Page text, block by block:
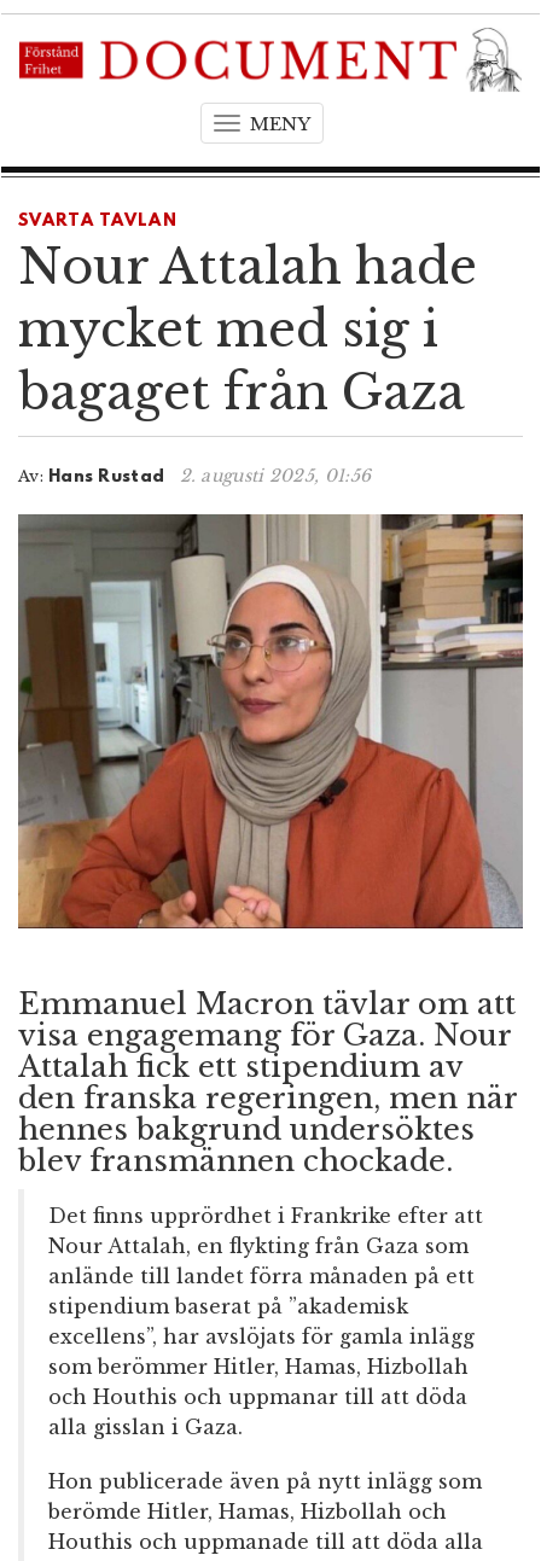
MENYT
g
l
e
n
a
i
g
t
n
SVARTA TAVLAN
Nour Attalah hade
mycket med sig i
bagaget från Gaza
Av: Hans Rustad 2. augusti 2025, 01:56
Emmanuel Macron tävlar om att
visa engagemang för Gaza. Nour
Attalah fick ett stipendium av
den franska regeringen, men när
hennes bakgrund undersöktes
blev fransmännen chockade.
Det finns upprördhet i Frankrike efter att
Nour Attalah, en flykting från Gaza som
anlände till landet förra månaden på ett
stipendium baserat på ”akademisk
excellens”, har avslöjats för gamla inlägg
som berömmer Hitler, Hamas, Hizbollah
och Houthis och uppmanar till att döda
alla gisslan i Gaza.
Hon publicerade även på nytt inlägg som
berömde Hitler, Hamas, Hizbollah och
Houthis och uppmanade till att döda alla